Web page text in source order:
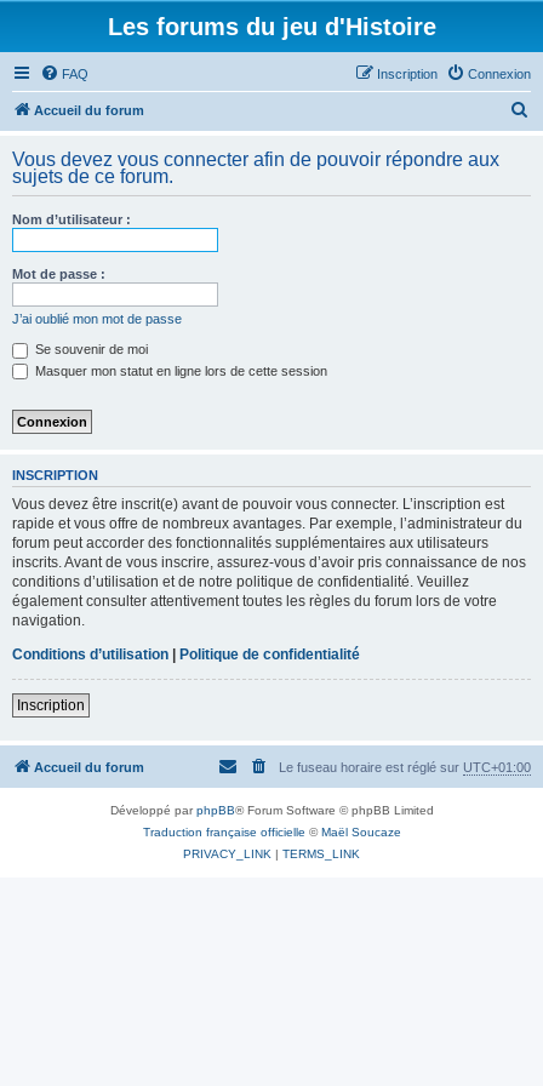
Les forums du jeu d'Histoire
FAQ Connexion
Inscription
Accueil du forum
h
Vous devez vous connecter afin de pouvoir répondre aux
sujets de ce forum.
Nom d’utilisateur :
Mot de passe :
J’ai oublié mon mot de passe
Se souvenir de moi
Masquer mon statut en ligne lors de cette session
INSCRIPTION
Vous devez être inscrit(e) avant de pouvoir vous connecter. L’inscription est
rapide et vous offre de nombreux avantages. Par exemple, l’administrateur du
forum peut accorder des fonctionnalités supplémentaires aux utilisateurs
inscrits. Avant de vous inscrire, assurez-vous d’avoir pris connaissance de nos
conditions d’utilisation et de notre politique de confidentialité. Veuillez
également consulter attentivement toutes les règles du forum lors de votre
navigation.
Conditions d’utilisation | Politique de confidentialité
Inscription
Accueil du forum Le fuseau horaire est réglé sur UTC+01:00
Développé parphpBB® Forum Software © phpBB Limited
Traduction française officielle ©Maël Soucaze
PRIVACY_LINK | TERMS_LINK